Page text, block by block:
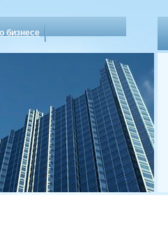
бизнесе